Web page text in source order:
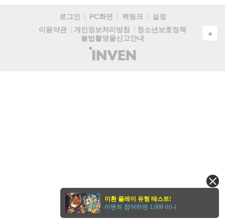
로그인 PC화면 퀵링크
설정
이용약관
개인정보처리방침
청소년보호정책
불법촬영물신고안내
(주)
인
▲
이환 플레이 유형 테스트!
이벤트 참여하면 1,000 이니